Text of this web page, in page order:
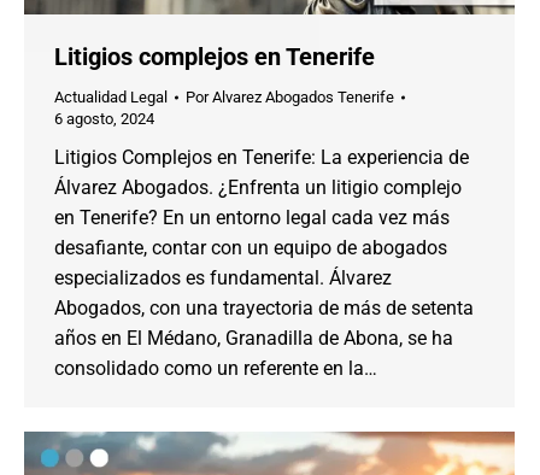
Litigios complejos en Tenerife
Actualidad Legal PorAlvarez Abogados Tenerife
6 agosto, 2024
Litigios Complejos en Tenerife: La experiencia de
Álvarez Abogados. ¿Enfrenta un litigio complejo
en Tenerife? En un entorno legal cada vez más
desafiante, contar con un equipo de abogados
especializados es fundamental. Álvarez
Abogados, con una trayectoria de más de setenta
años en El Médano, Granadilla de Abona, se ha
consolidado como un referente en la…